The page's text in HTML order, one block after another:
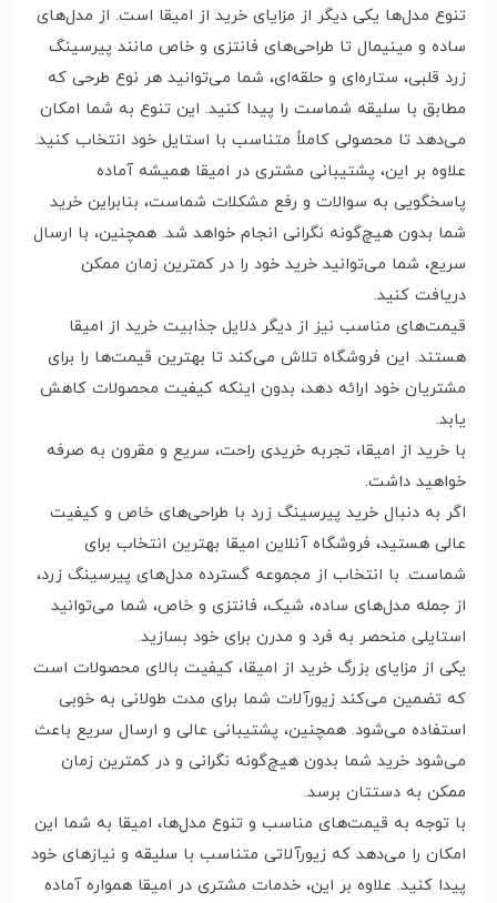
تنوع مدل‌ها یکی دیگر از مزایای خرید از امیقا است. از مدل‌های
ساده و مینیمال تا طراحی‌های فانتزی و خاص مانند پیرسینگ
زرد قلبی، ستاره‌ای و حلقه‌ای، شما می‌توانید هر نوع طرحی که
مطابق با سلیقه شماست را پیدا کنید. این تنوع به شما امکان
می‌دهد تا محصولی کاملاً متناسب با استایل خود انتخاب کنید.
علاوه بر این، پشتیبانی مشتری در امیقا همیشه آماده
پاسخگویی به سوالات و رفع مشکلات شماست، بنابراین خرید
شما بدون هیچ‌گونه نگرانی انجام خواهد شد. همچنین، با ارسال
سریع، شما می‌توانید خرید خود را در کمترین زمان ممکن
دریافت کنید.
قیمت‌های مناسب نیز از دیگر دلایل جذابیت خرید از امیقا
هستند. این فروشگاه تلاش می‌کند تا بهترین قیمت‌ها را برای
مشتریان خود ارائه دهد، بدون اینکه کیفیت محصولات کاهش
یابد.
با خرید از امیقا، تجربه خریدی راحت، سریع و مقرون به صرفه
خواهید داشت.
اگر به دنبال خرید پیرسینگ زرد با طراحی‌های خاص و کیفیت
عالی هستید، فروشگاه آنلاین امیقا بهترین انتخاب برای
شماست. با انتخاب از مجموعه گسترده مدل‌های پیرسینگ زرد،
از جمله مدل‌های ساده، شیک، فانتزی و خاص، شما می‌توانید
استایلی منحصر به فرد و مدرن برای خود بسازید.
یکی از مزایای بزرگ خرید از امیقا، کیفیت بالای محصولات است
که تضمین می‌کند زیورآلات شما برای مدت طولانی به خوبی
استفاده می‌شود. همچنین، پشتیبانی عالی و ارسال سریع باعث
می‌شود خرید شما بدون هیچ‌گونه نگرانی و در کمترین زمان
ممکن به دستتان برسد.
با توجه به قیمت‌های مناسب و تنوع مدل‌ها، امیقا به شما این
امکان را می‌دهد که زیورآلاتی متناسب با سلیقه و نیازهای خود
پیدا کنید. علاوه بر این، خدمات مشتری در امیقا همواره آماده